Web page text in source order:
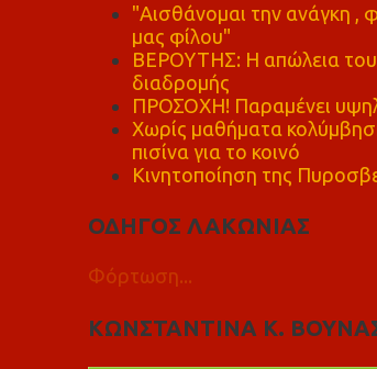
"Αισθάνομαι την ανάγκη ,
μας φίλου"
ΒΕΡΟΥΤΗΣ: Η απώλεια του
διαδρομής
ΠΡΟΣΟΧΗ! Παραμένει
Χωρίς μαθήματα
πισίνα για το κοινό
Κινητοποίηση της
ΟΔΗΓΟΣ ΛΑΚΩΝΙΑΣ
Φόρτωση...
ΚΩΝΣΤΑΝΤΙΝΑ Κ.